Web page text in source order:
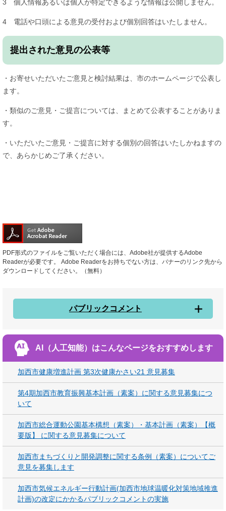
3 個人情報あるいは個人が特定できるような情報は公開しません。
4 電話や口頭による意見の受付および個別回答はいたしません。
提出された意見の公表等
・お寄せいただいたご意見と検討結果は、市のホームページで公表し
ます。
・類似のご意見・ご提言については、まとめて公表することがありま
す。
・いただいたご意見・ご提言に対する個別の回答はいたしかねますの
で、あらかじめご了承ください。
PDF形式のファイルをご覧いただく場合には、Adobe社が提供するAdobe
Readerが必要です。
Adobe Readerをお持ちでない方は、バナーのリンク先から
ダウンロードしてください。（無料）
パブリックコメント
AI（人工知能）はこんなページをおすすめします
加西市健康増進計画 第3次健康かさい21 意見募集
第4期加西市教育振興基本計画（素案）に関する意見募集につ
いて
加西市総合運動公園基本構想（素案）・基本計画（素案）【概
要版】 に関する意見募集について
加西市まちづくりと開発調整に関する条例（素案）についてご
意見を募集します
加西市気候エネルギー行動計画(加西市地球温暖化対策地域推進
計画)の改定にかかるパブリックコメントの実施